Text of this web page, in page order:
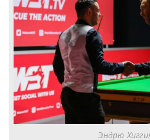
Эндрю